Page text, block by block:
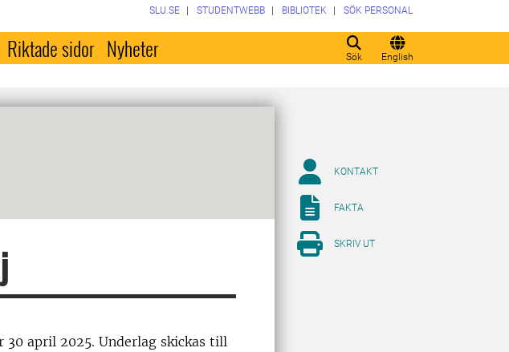
Sök English
SLU.SE STUDENTWEBB BIBLIOTEK SÖK PERSONAL
Riktade sidor Nyheter
april 2025. Underlag skickas till
KONTAKT
FAKTA
SKRIV UT